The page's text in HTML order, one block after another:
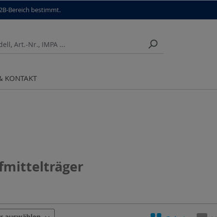
Bereich bestimmt.
KONTAKT
Aufnahme